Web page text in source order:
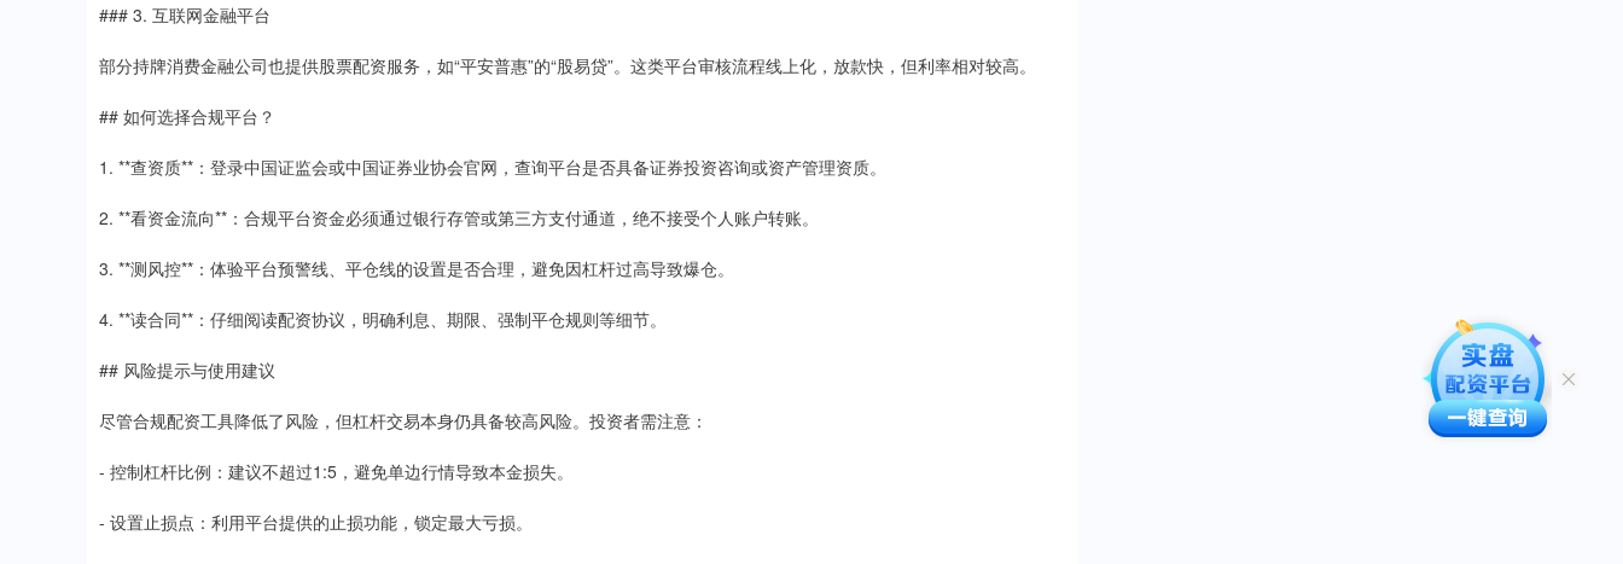
### 3. 互联网金融平台
部分持牌消费金融公司也提供股票配资服务，如“平安普惠”的“股易贷”。这类平台审核流程线上化，放款快，但利率相对较高。
## 如何选择合规平台？
1. **查资质**：登录中国证监会或中国证券业协会官网，查询平台是否具备证券投资咨询或资产管理资质。
2. **看资金流向**：合规平台资金必须通过银行存管或第三方支付通道，绝不接受个人账户转账。
3. **测风控**：体验平台预警线、平仓线的设置是否合理，避免因杠杆过高导致爆仓。
4. **读合同**：仔细阅读配资协议，明确利息、期限、强制平仓规则等细节。
## 风险提示与使用建议
尽管合规配资工具降低了风险，但杠杆交易本身仍具备较高风险。投资者需注意：
- 控制杠杆比例：建议不超过1:5，避免单边行情导致本金损失。
- 设置止损点：利用平台提供的止损功能，锁定最大亏损。